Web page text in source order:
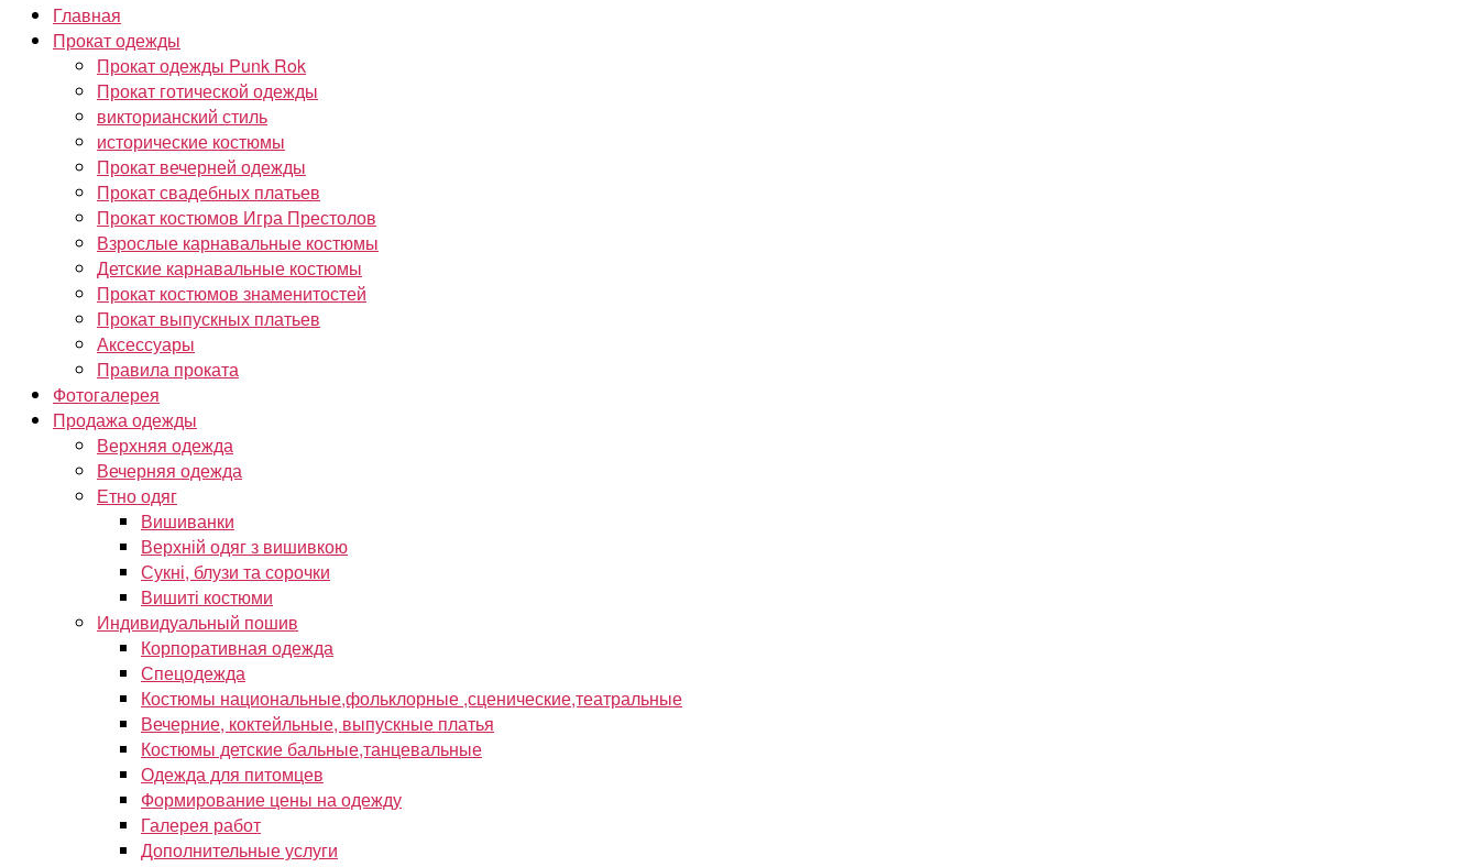
Главная
Прокат одежды
Прокат одежды Punk Rok
Прокат готической одежды
викторианский стиль
исторические костюмы
Прокат вечерней одежды
Прокат свадебных платьев
Прокат костюмов Игра Престолов
Взрослые карнавальные костюмы
Детские карнавальные костюмы
Прокат костюмов знаменитостей
Прокат выпускных платьев
Аксессуары
Правила проката
Фотогалерея
Продажа одежды
Верхняя одежда
Вечерняя одежда
Етно одяг
Вишиванки
Верхній одяг з вишивкою
Сукні, блузи та сорочки
Вишиті костюми
Индивидуальный пошив
Корпоративная одежда
Спецодежда
Костюмы национальные,фольклорные ,сценические,театральные
Вечерние, коктейльные, выпускные платья
Костюмы детские бальные,танцевальные
Одежда для питомцев
Формирование цены на одежду
Галерея работ
Дополнительные услуги